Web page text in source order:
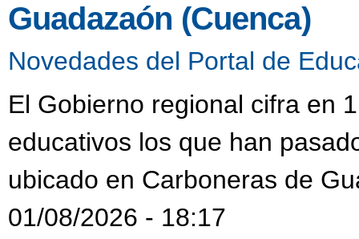
Guadazaón (Cuenca)
Novedades del Portal de
El Gobierno regional cifra en
educativos los que han
ubicado en Carboneras de
01/08/2026 - 18:17